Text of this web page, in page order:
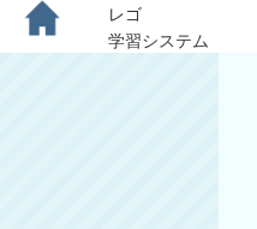
レゴ
学習システム